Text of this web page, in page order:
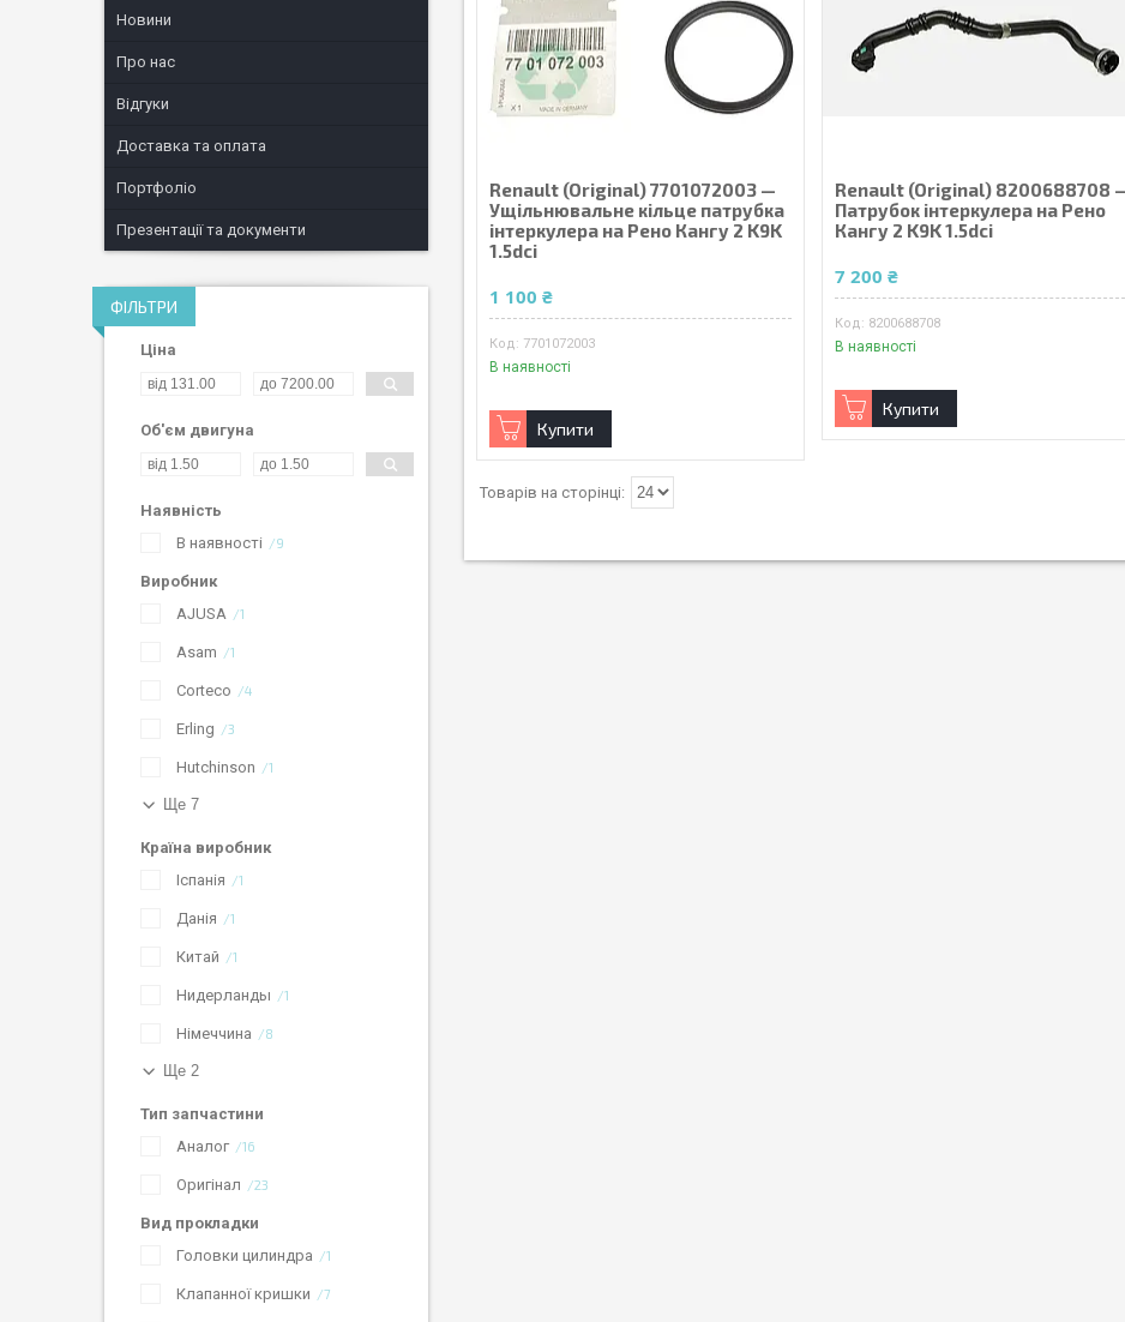
Renault (Original) 7701072003 —
Ущільнювальне кільце патрубка
інтеркулера на Рено Кангу 2 K9K
1.5dci
1 100 ₴
7701072003
В наявності
Купити
Renault (Original) 8200688708
Патрубок інтеркулера на Рено
Кангу 2 K9K 1.5dci
7 200 ₴
8200688708
В наявності
Купити
Новини
Про нас
Відгуки
Доставка та оплата
Портфоліо
Презентації та документи
ФІЛЬТРИ
Ціна
Об'єм двигуна
Наявність
В наявності
9
Виробник
AJUSA
1
Asam 1
Corteco 4
Erling 3
Hutchinson 1
Ще 7
Країна виробник
Іспанія
1
Данія 1
Китай 1
Нидерланды 1
Німеччина 8
Ще 2
Тип запчастини
Аналог
16
Оригінал 23
Вид прокладки
Головки цилиндра
1
Клапанної кришки 7